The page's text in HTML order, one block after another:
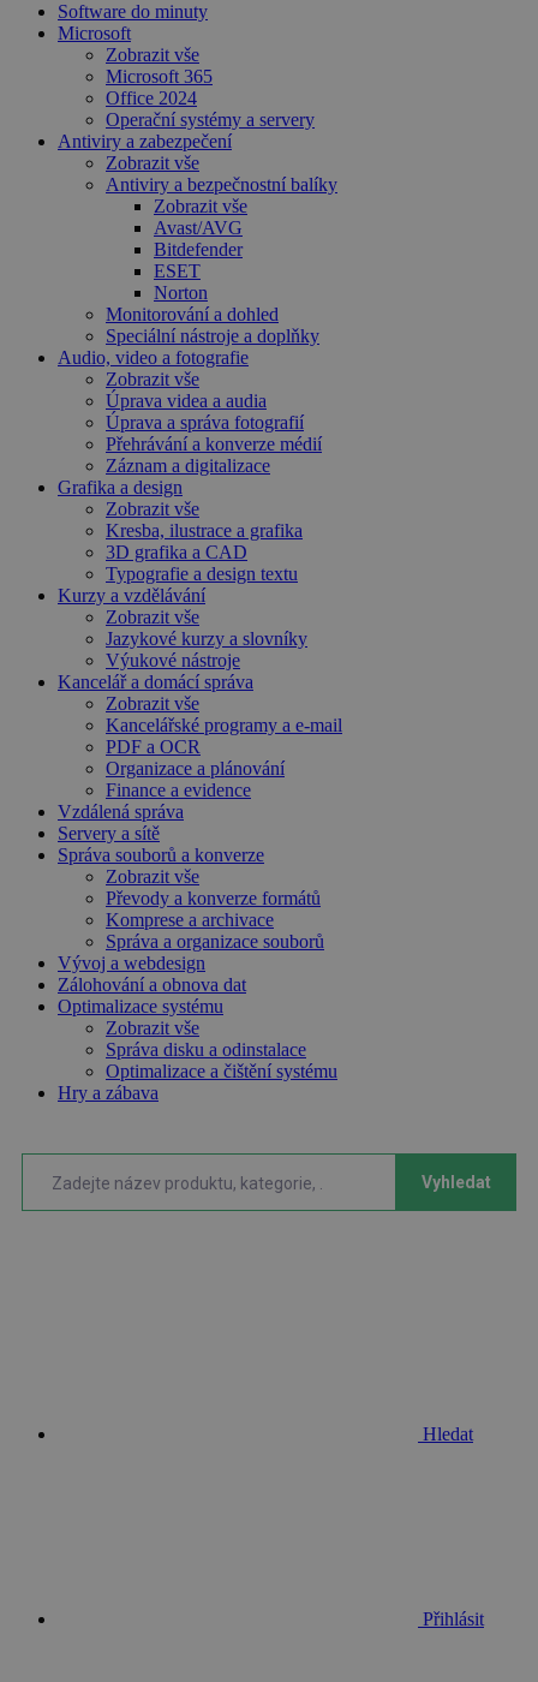
Software do minuty
Microsoft
Zobrazit vše
Microsoft 365
Office 2024
Operační systémy a servery
Antiviry a zabezpečení
Zobrazit vše
Antiviry a bezpečnostní balíky
Zobrazit vše
Avast/AVG
Bitdefender
ESET
Norton
Monitorování a dohled
Speciální nástroje a doplňky
Audio, video a fotografie
Zobrazit vše
Úprava videa a audia
Úprava a správa fotografií
Přehrávání a konverze médií
Záznam a digitalizace
Grafika a design
Zobrazit vše
Kresba, ilustrace a grafika
3D grafika a CAD
Typografie a design textu
Kurzy a vzdělávání
Zobrazit vše
Jazykové kurzy a slovníky
Výukové nástroje
Kancelář a domácí správa
Zobrazit vše
Kancelářské programy a e-mail
PDF a OCR
Organizace a plánování
Finance a evidence
Vzdálená správa
Servery a sítě
Správa souborů a konverze
Zobrazit vše
Převody a konverze formátů
Komprese a archivace
Správa a organizace souborů
Vývoj a webdesign
Zálohování a obnova dat
Optimalizace systému
Zobrazit vše
Správa disku a odinstalace
Optimalizace a čištění systému
Hry a zábava
Vyhledat
Hledat
Přihlásit